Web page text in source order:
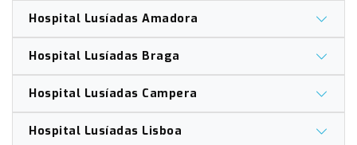
Hospital Lusíadas Amadora
Hospital Lusíadas Braga
Hospital Lusíadas Campera
Hospital Lusíadas Lisboa